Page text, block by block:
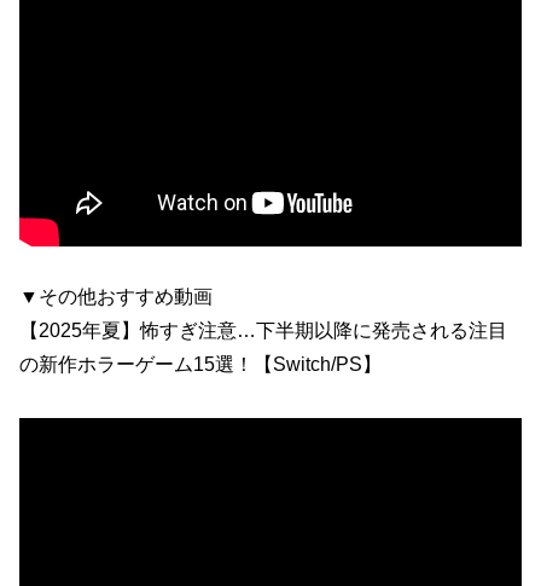
▼その他おすすめ動画
【2025年夏】怖すぎ注意…下半期以降に発売される注目
の新作ホラーゲーム15選！【Switch/PS】